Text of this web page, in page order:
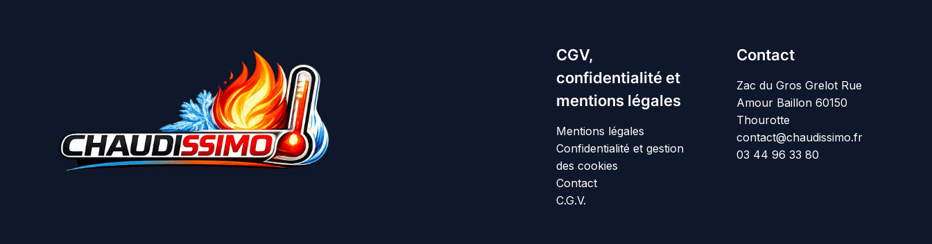
CGV,
confidentialité et
mentions légales
Mentions légales
Confidentialité et gestion
des cookies
Contact
C.G.V.
Contact
Zac du Gros Grelot Rue
Amour Baillon 60150
Thourotte
contact@chaudissimo.fr
03 44 96 33 80